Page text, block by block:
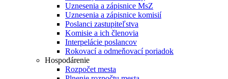
Uznesenia a zápisnice MsZ
Uznesenia a zápisnice komisií
Poslanci zastupiteľstva
Komisie a ich členovia
Interpelácie poslancov
Rokovací a odmeňovací poriadok
Hospodárenie
Rozpočet mesta